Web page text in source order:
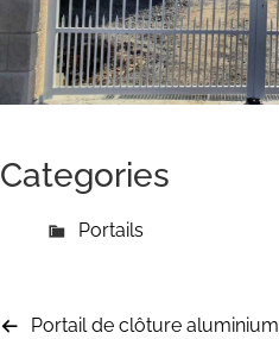
Categories
Portails
Portail de clôture aluminium